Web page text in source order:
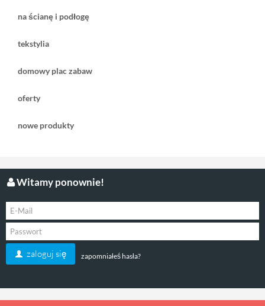
na ścianę i podłogę
tekstylia
domowy plac zabaw
oferty
nowe produkty
Witamy ponownie!
zaloguj się zapomniałeś hasła?